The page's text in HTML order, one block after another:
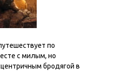
по
с милым, но
бродягой в